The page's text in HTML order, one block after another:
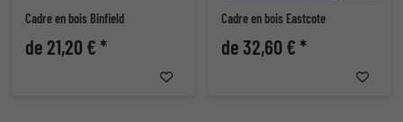
Cadre en bois Binfield
de 21,20 € *
Cadre en bois Eastcote
de 32,60 € *